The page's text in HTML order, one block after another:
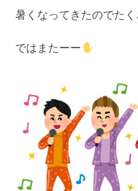
暑くなってきたのでた
ではまたーー